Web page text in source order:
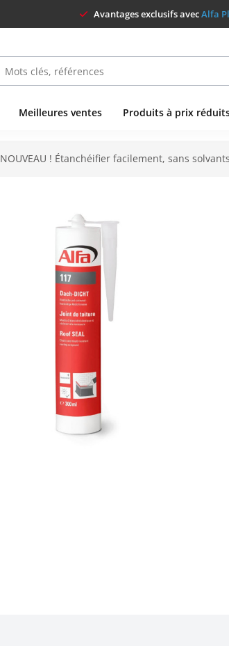
Avantages exclusifs avecAlfa
Meilleures ventes Produits à prix
NOUVEAU ! Étanchéifier facilement, sans